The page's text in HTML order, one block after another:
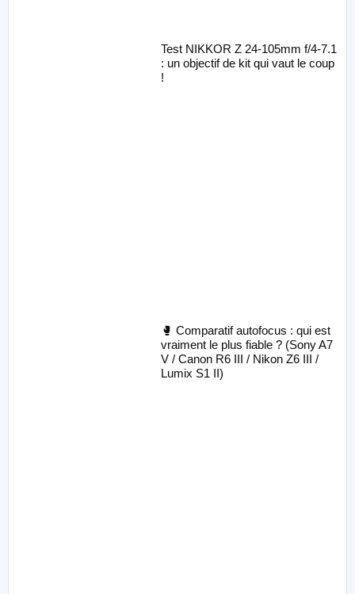
Test NIKKOR Z 24-105mm f/4-7.1
: un objectif de kit qui vaut le coup
!
🥊 Comparatif autofocus : qui est
vraiment le plus fiable ? (Sony A7
V / Canon R6 III / Nikon Z6 III /
Lumix S1 II)